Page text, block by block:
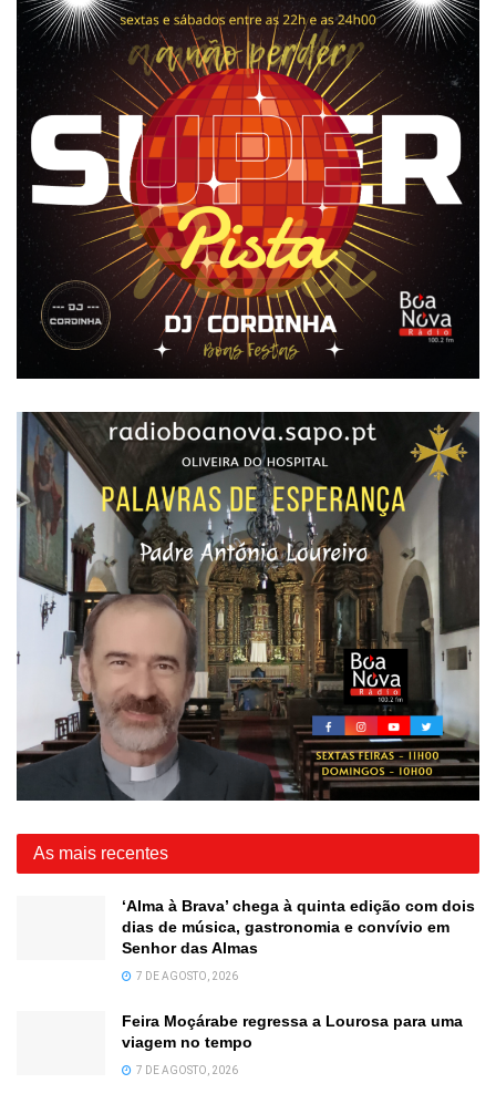
As mais recentes
‘Alma à Brava’ chega à quinta edição com dois
dias de música, gastronomia e convívio em
Senhor das Almas
7 DE AGOSTO, 2026
Feira Moçárabe regressa a Lourosa para uma
viagem no tempo
7 DE AGOSTO, 2026